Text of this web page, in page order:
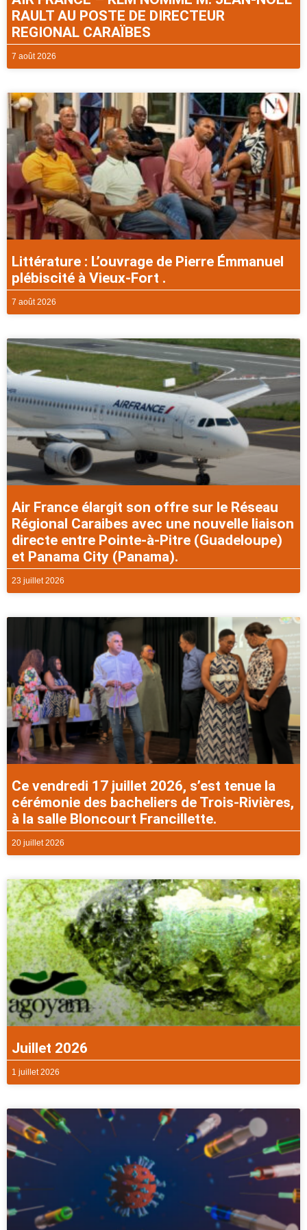
RAULT AU POSTE DE DIRECTEUR
REGIONAL CARAÏBES
7 août 2026
Littérature : L’ouvrage de Pierre Émmanuel
plébiscité à Vieux-Fort .
7 août 2026
Air France élargit son offre sur le Réseau
Régional Caraibes avec une nouvelle liaison
directe entre Pointe-à-Pitre (Guadeloupe)
et Panama City (Panama).
23 juillet 2026
Ce vendredi 17 juillet 2026, s’est tenue la
cérémonie des bacheliers de Trois-Rivières,
à la salle Bloncourt Francillette.
20 juillet 2026
Juillet 2026
1 juillet 2026